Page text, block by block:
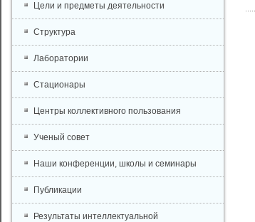
Цели и предметы деятельности
Структура
Лаборатории
Стационары
Центры коллективного пользования
Ученый совет
Наши конференции, школы и семинары
Публикации
Результаты интеллектуальной